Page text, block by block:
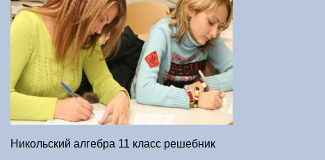
Никольский алгебра 11 класс решебник